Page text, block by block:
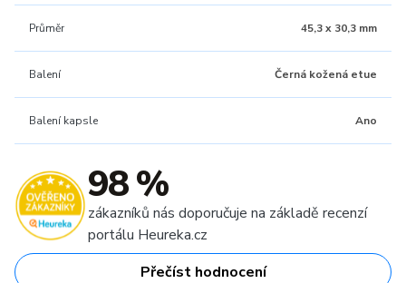
Průměr 45,3 x 30,3 mm
Balení Černá kožená etue
Balení kapsle Ano
98 %
zákazníků nás doporučuje na základě recenzí
portálu Heureka.cz
Přečíst hodnocení